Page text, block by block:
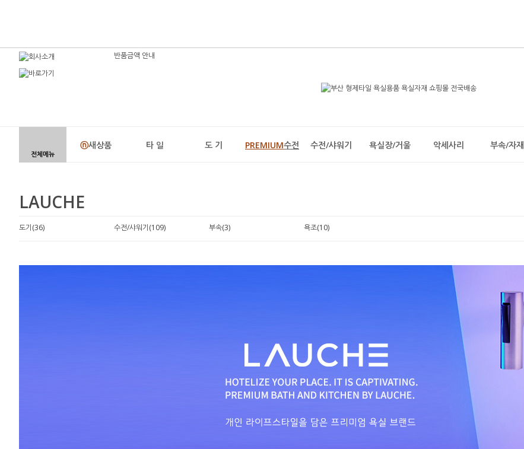
반품금액 안내
전체메뉴
ⓝ새상품 타 일 도 기 PREMIUM수전 수전/샤워기 욕실장/거울 악세사리 부속/자재
LAUCHE
도기(36) 수전/샤워기(109) 부속(3) 욕조(10)